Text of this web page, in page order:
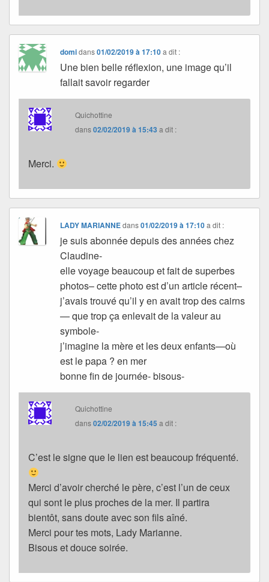
domidans01/02/2019 à 17:10 a dit :
Une bien belle réflexion, une image qu’il
fallait savoir regarder
Quichottine
dans02/02/2019 à 15:43 a dit :
Merci.
LADY MARIANNEdans01/02/2019 à 17:10 a dit :
je suis abonnée depuis des années chez
Claudine-
elle voyage beaucoup et fait de superbes
photos– cette photo est d’un article récent–
j’avais trouvé qu’il y en avait trop des cairns
— que trop ça enlevait de la valeur au
symbole-
j’imagine la mère et les deux enfants—où
est le papa ? en mer
bonne fin de journée- bisous-
Quichottine
dans02/02/2019 à 15:45 a dit :
C’est le signe que le lien est beaucoup fréquenté.
Merci d’avoir cherché le père, c’est l’un de ceux
qui sont le plus proches de la mer. Il partira
bientôt, sans doute avec son fils aîné.
Merci pour tes mots, Lady Marianne.
Bisous et douce soirée.